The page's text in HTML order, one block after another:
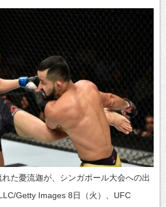
れた憂流迦が、シンガポール大会への出
Getty Images 8日（火）、UFC